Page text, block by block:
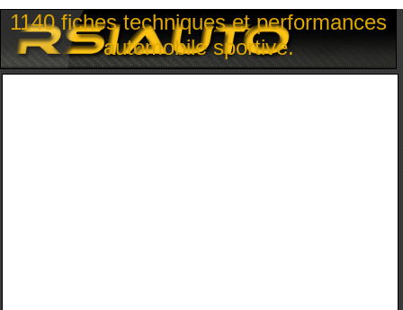
1140 fiches techniques et performances
automobile sportive.